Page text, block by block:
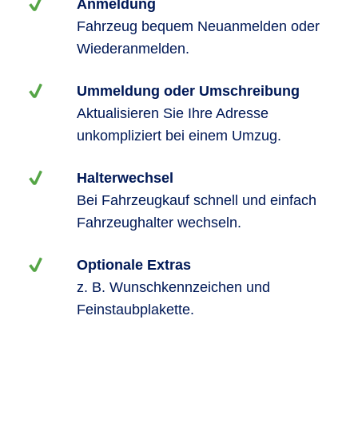
Anmeldung
Fahrzeug bequem Neuanmelden oder
Wiederanmelden.
Ummeldung oder Umschreibung
Aktualisieren Sie Ihre Adresse
unkompliziert bei einem Umzug.
Halterwechsel
Bei Fahrzeugkauf schnell und einfach
Fahrzeughalter wechseln.
Optionale Extras
z. B. Wunschkennzeichen und
Feinstaubplakette.